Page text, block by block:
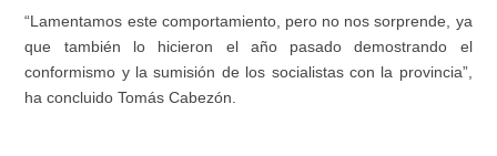
“Lamentamos este comportamiento, pero no nos sorprende, ya
que también lo hicieron el año pasado demostrando el
conformismo y la sumisión de los socialistas con la provincia”,
ha concluido Tomás Cabezón.